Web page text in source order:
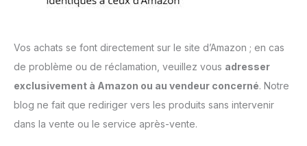
Vos achats se font directement sur le site d’Amazon ; en cas
de problème ou de réclamation, veuillez vous adresser
exclusivement à Amazon ou au vendeur concerné. Notre
blog ne fait que rediriger vers les produits sans intervenir
dans la vente ou le service après-vente.